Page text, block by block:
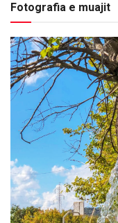
Fotografia e muajit